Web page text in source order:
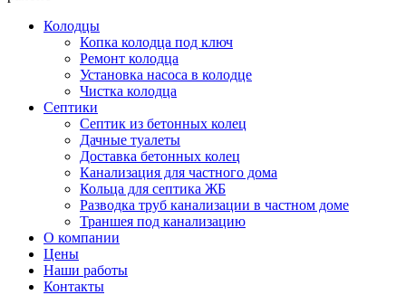
Колодцы
Копка колодца под ключ
Ремонт колодца
Установка насоса в колодце
Чистка колодца
Септики
Септик из бетонных колец
Дачные туалеты
Доставка бетонных колец
Канализация для частного дома
Кольца для септика ЖБ
Разводка труб канализации в частном доме
Траншея под канализацию
О компании
Цены
Наши работы
Контакты